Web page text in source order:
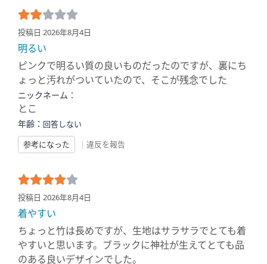
投稿日 2026年8月4日
明るい
ピンクで明るい質の良いものだったのですが、裏にち
ょっと汚れがついていたので、そこが残念でした
ニックネーム：
とこ
年齢： 回答しない
参考になった
| 違反を報告
投稿日 2026年8月4日
着やすい
ちょっと竹は長めですが、生地はサラサラでとても着
やすいと思います。ブラックに神社が生えてとても品
のある良いデザインでした。